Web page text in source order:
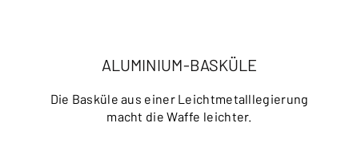
ALUMINIUM-BASKÜLE
Die Basküle aus einer Leichtmetalllegierung
macht die Waffe leichter.